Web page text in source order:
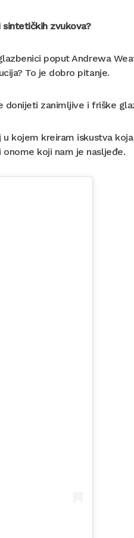
zvukova?
poput Andrewa
To je dobro pitanje.
donijeti zanimljive i friške
kojem kreiram iskustva
koji nam je nasljeđe.